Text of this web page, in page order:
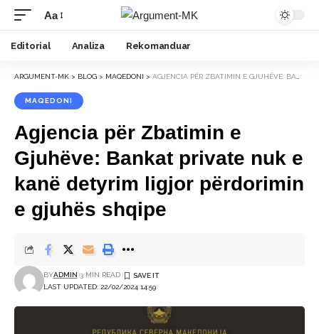
Font
Resizer
Aa
Editorial Analiza Rekomanduar
ARGUMENT-MK > BLOG > MAQEDONI > AGJENCIA PËR ZBATIMIN E GJUHËVE: BANKAT PRIVATE NUK E KANË DETYRIM LIGJOR PËRDORIMIN E GJUHËS SHQIPE
MAQEDONI
Agjencia për Zbatimin e
Gjuhëve: Bankat private nuk e
kanë detyrim ligjor përdorimin
e gjuhës shqipe
LAST UPDATED: 22/02/2024 14:59
BYADMIN 3 MIN READ